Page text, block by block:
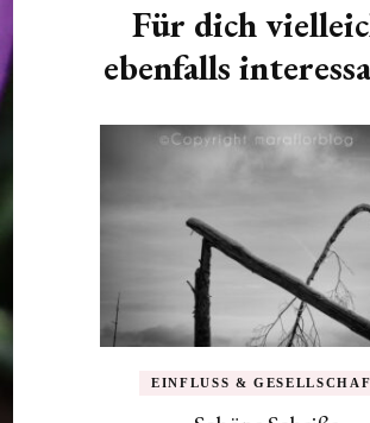
Für dich
ebenfalls
EINFLUSS &